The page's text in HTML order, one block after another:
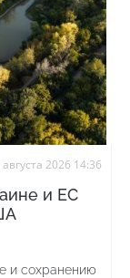
2026 14:36
и ЕС
и сохранению